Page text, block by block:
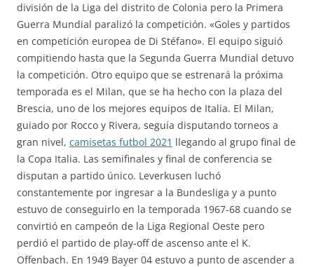
división de la Liga del distrito de Colonia pero la Primera
Guerra Mundial paralizó la competición. «Goles y partidos
en competición europea de Di Stéfano». El equipo siguió
compitiendo hasta que la Segunda Guerra Mundial detuvo
la competición. Otro equipo que se estrenará la próxima
temporada es el Milan, que se ha hecho con la plaza del
Brescia, uno de los mejores equipos de Italia. El Milan,
guiado por Rocco y Rivera, seguía disputando torneos a
gran nivel, camisetas futbol 2021 llegando al grupo final de
la Copa Italia. Las semifinales y final de conferencia se
disputan a partido único. Leverkusen luchó
constantemente por ingresar a la Bundesliga y a punto
estuvo de conseguirlo en la temporada 1967-68 cuando se
convirtió en campeón de la Liga Regional Oeste pero
perdió el partido de play-off de ascenso ante el K.
Offenbach. En 1949 Bayer 04 estuvo a punto de ascender a